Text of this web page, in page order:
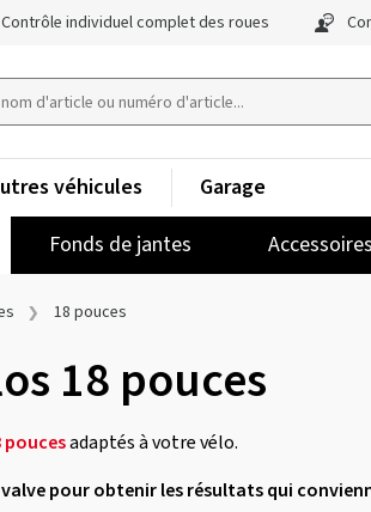
Contrôle individuel complet des roues
Fonds de jantes Accessoires
véhicules Garage
18 pouces
18 pouces
poucesadaptés à votre vélo.
pour obtenir les résultats qui